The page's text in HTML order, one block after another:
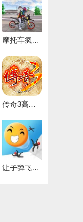
摩托车疯狂驾驶
传奇3高爆版
让子弹飞一下